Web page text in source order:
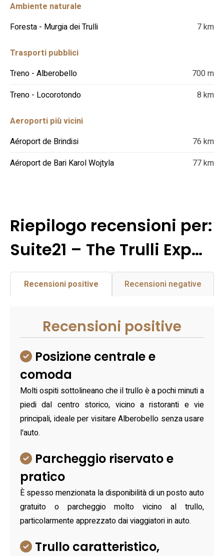
Ambiente naturale
Foresta - Murgia dei Trulli
7 km
Trasporti pubblici
Treno - Alberobello
700 m
Treno - Locorotondo
8 km
Aeroporti più vicini
Aéroport de Brindisi
76 km
Aéroport de Bari Karol Wojtyla
77 km
Riepilogo recensioni per:
Suite21 – The Trulli Exp…
Recensioni positive Recensioni negative
Recensioni positive
Posizione centrale e
comoda
Molti ospiti sottolineano che il trullo è a pochi minuti a
piedi dal centro storico, vicino a ristoranti e vie
principali, ideale per visitare Alberobello senza usare
l'auto.
Parcheggio riservato e
pratico
È spesso menzionata la disponibilità di un posto auto
gratuito o parcheggio molto vicino al trullo,
particolarmente apprezzato dai viaggiatori in auto.
Trullo caratteristico,